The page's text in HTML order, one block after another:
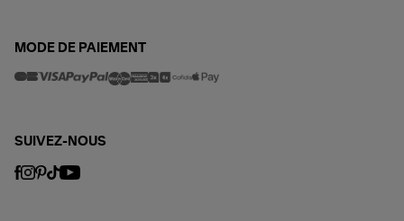
MODE DE PAIEMENT
SUIVEZ-NOUS